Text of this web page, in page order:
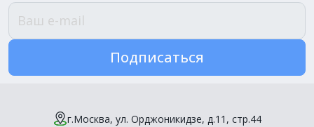
Подписаться
г.Москва, ул. Орджоникидзе, д.11, стр.44